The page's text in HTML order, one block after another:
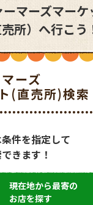
マーズマーケ
売所）へ行こう
ーズ
(直売所)検索
件を指定して
きます！
現在地から最寄の
お店を探す